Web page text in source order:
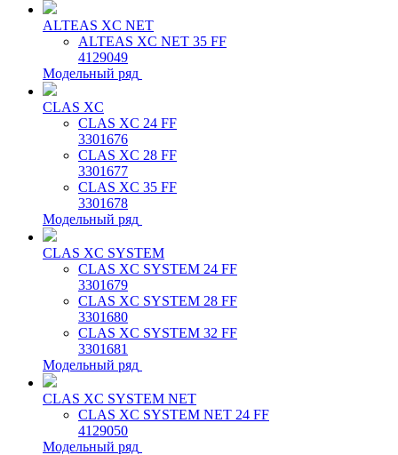
ALTEAS XC NET
ALTEAS XC NET 35 FF
4129049
Модельный ряд
CLAS XC
CLAS XC 24 FF
3301676
CLAS XC 28 FF
3301677
CLAS XC 35 FF
3301678
Модельный ряд
CLAS XC SYSTEM
CLAS XC SYSTEM 24 FF
3301679
CLAS XC SYSTEM 28 FF
3301680
CLAS XC SYSTEM 32 FF
3301681
Модельный ряд
CLAS XC SYSTEM NET
CLAS XC SYSTEM NET 24 FF
4129050
Модельный ряд